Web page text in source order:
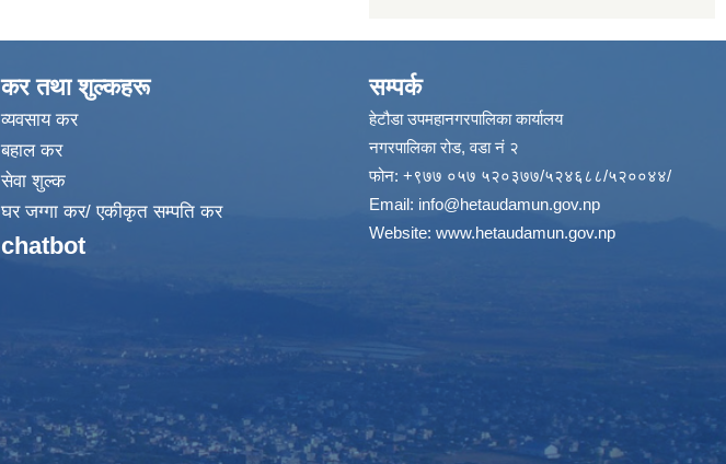
कर तथा शुल्कहरू
व्यवसाय कर
बहाल कर
सेवा शुल्क
घर जग्गा कर/ एकीकृत सम्पति कर
chatbot
सम्पर्क
हेटौडा उपमहानगरपालिका कार्यालय
नगरपालिका रोड, वडा नं २
फोन: +९७७ ०५७ ५२०३७७/५२४६८८/५२००४४/
Email: info@hetaudamun.gov.np
Website: www.hetaudamun.gov.np